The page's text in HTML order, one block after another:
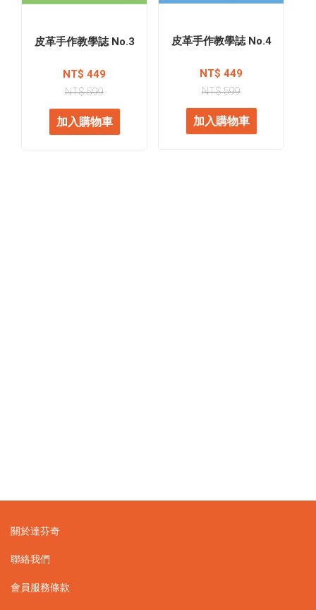
皮革手作教學誌 No.3
NT$ 449
NT$ 599
加入購物車
皮革手作教學誌 No.4
NT$ 449
NT$ 599
加入購物車
關於達芬奇
聯絡我們
會員服務條款